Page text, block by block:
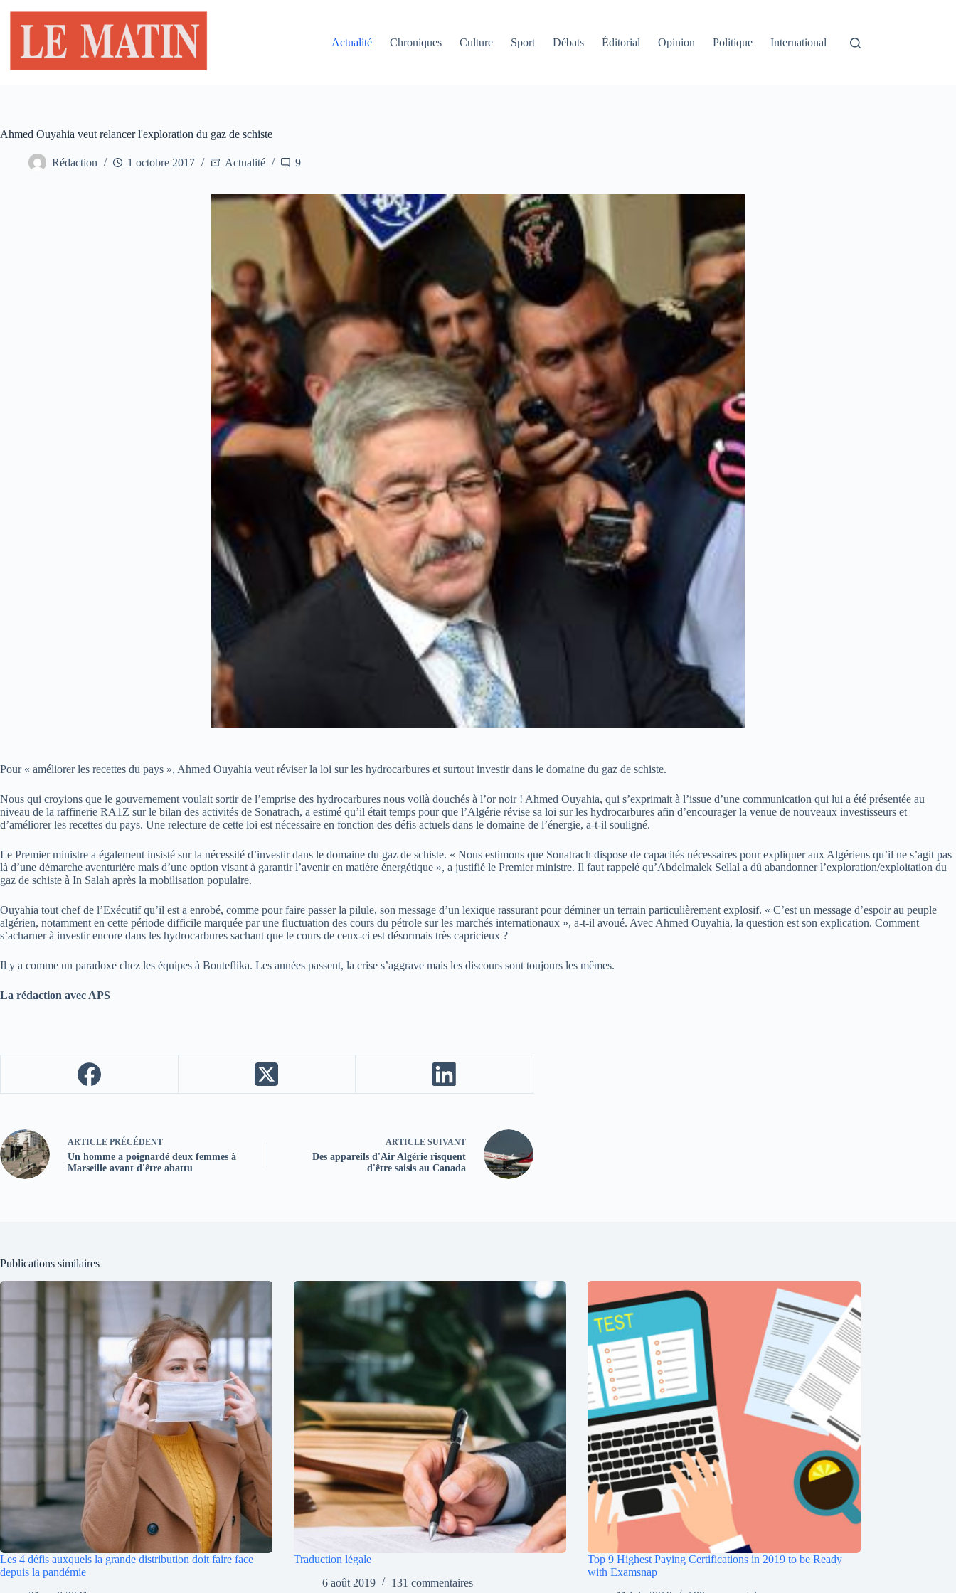
contenu
Actualité
Chroniques Culture Sport Débats Éditorial Opinion Politique International
Ahmed Ouyahia veut relancer l'exploration du gaz de schiste
Rédaction 1 octobre 2017 Actualité 9
Pour « améliorer les recettes du pays », Ahmed Ouyahia veut réviser la loi sur les hydrocarbures et surtout investir dans le domaine du gaz de schiste.
Nous qui croyions que le gouvernement voulait sortir de l’emprise des hydrocarbures nous voilà douchés à l’or noir ! Ahmed Ouyahia, qui s’exprimait à l’issue d’une communication qui lui a été présentée au
niveau de la raffinerie RA1Z sur le bilan des activités de Sonatrach, a estimé qu’il était temps pour que l’Algérie révise sa loi sur les hydrocarbures afin d’encourager la venue de nouveaux investisseurs et
d’améliorer les recettes du pays. Une relecture de cette loi est nécessaire en fonction des défis actuels dans le domaine de l’énergie, a-t-il souligné.
Le Premier ministre a également insisté sur la nécessité d’investir dans le domaine du gaz de schiste. « Nous estimons que Sonatrach dispose de capacités nécessaires pour expliquer aux Algériens qu’il ne s’agit pas
là d’une démarche aventurière mais d’une option visant à garantir l’avenir en matière énergétique », a justifié le Premier ministre. Il faut rappelé qu’Abdelmalek Sellal a dû abandonner l’exploration/exploitation du
gaz de schiste à In Salah après la mobilisation populaire.
Ouyahia tout chef de l’Exécutif qu’il est a enrobé, comme pour faire passer la pilule, son message d’un lexique rassurant pour déminer un terrain particulièrement explosif. « C’est un message d’espoir au peuple
algérien, notamment en cette période difficile marquée par une fluctuation des cours du pétrole sur les marchés internationaux », a-t-il avoué. Avec Ahmed Ouyahia, la question est son explication. Comment
s’acharner à investir encore dans les hydrocarbures sachant que le cours de ceux-ci est désormais très capricieux ?
Il y a comme un paradoxe chez les équipes à Bouteflika. Les années passent, la crise s’aggrave mais les discours sont toujours les mêmes.
La rédaction avec APS
ARTICLE PRÉCÉDENT
Un homme a poignardé deux femmes à
Marseille avant d'être abattu
ARTICLE SUIVANT
Des appareils d'Air Algérie risquent
d'être saisis au Canada
Publications similaires
Les 4 défis auxquels la grande distribution doit faire face
depuis la pandémie
Traduction légale
6 août 2019
131 commentaires
Top 9 Highest Paying Certifications in 2019 to be Ready
with Examsnap